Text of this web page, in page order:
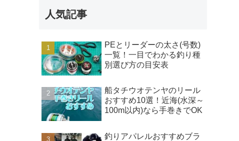
人気記事
PEとリーダーの太さ(号数)
一覧！一目でわかる釣り種
別選び方の目安表
船タチウオテンヤのリール
おすすめ10選！近海(水深～
100m以内)なら手巻きでOK
釣りアパレルおすすめブラ